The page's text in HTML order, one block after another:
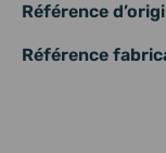
Référence
Référence